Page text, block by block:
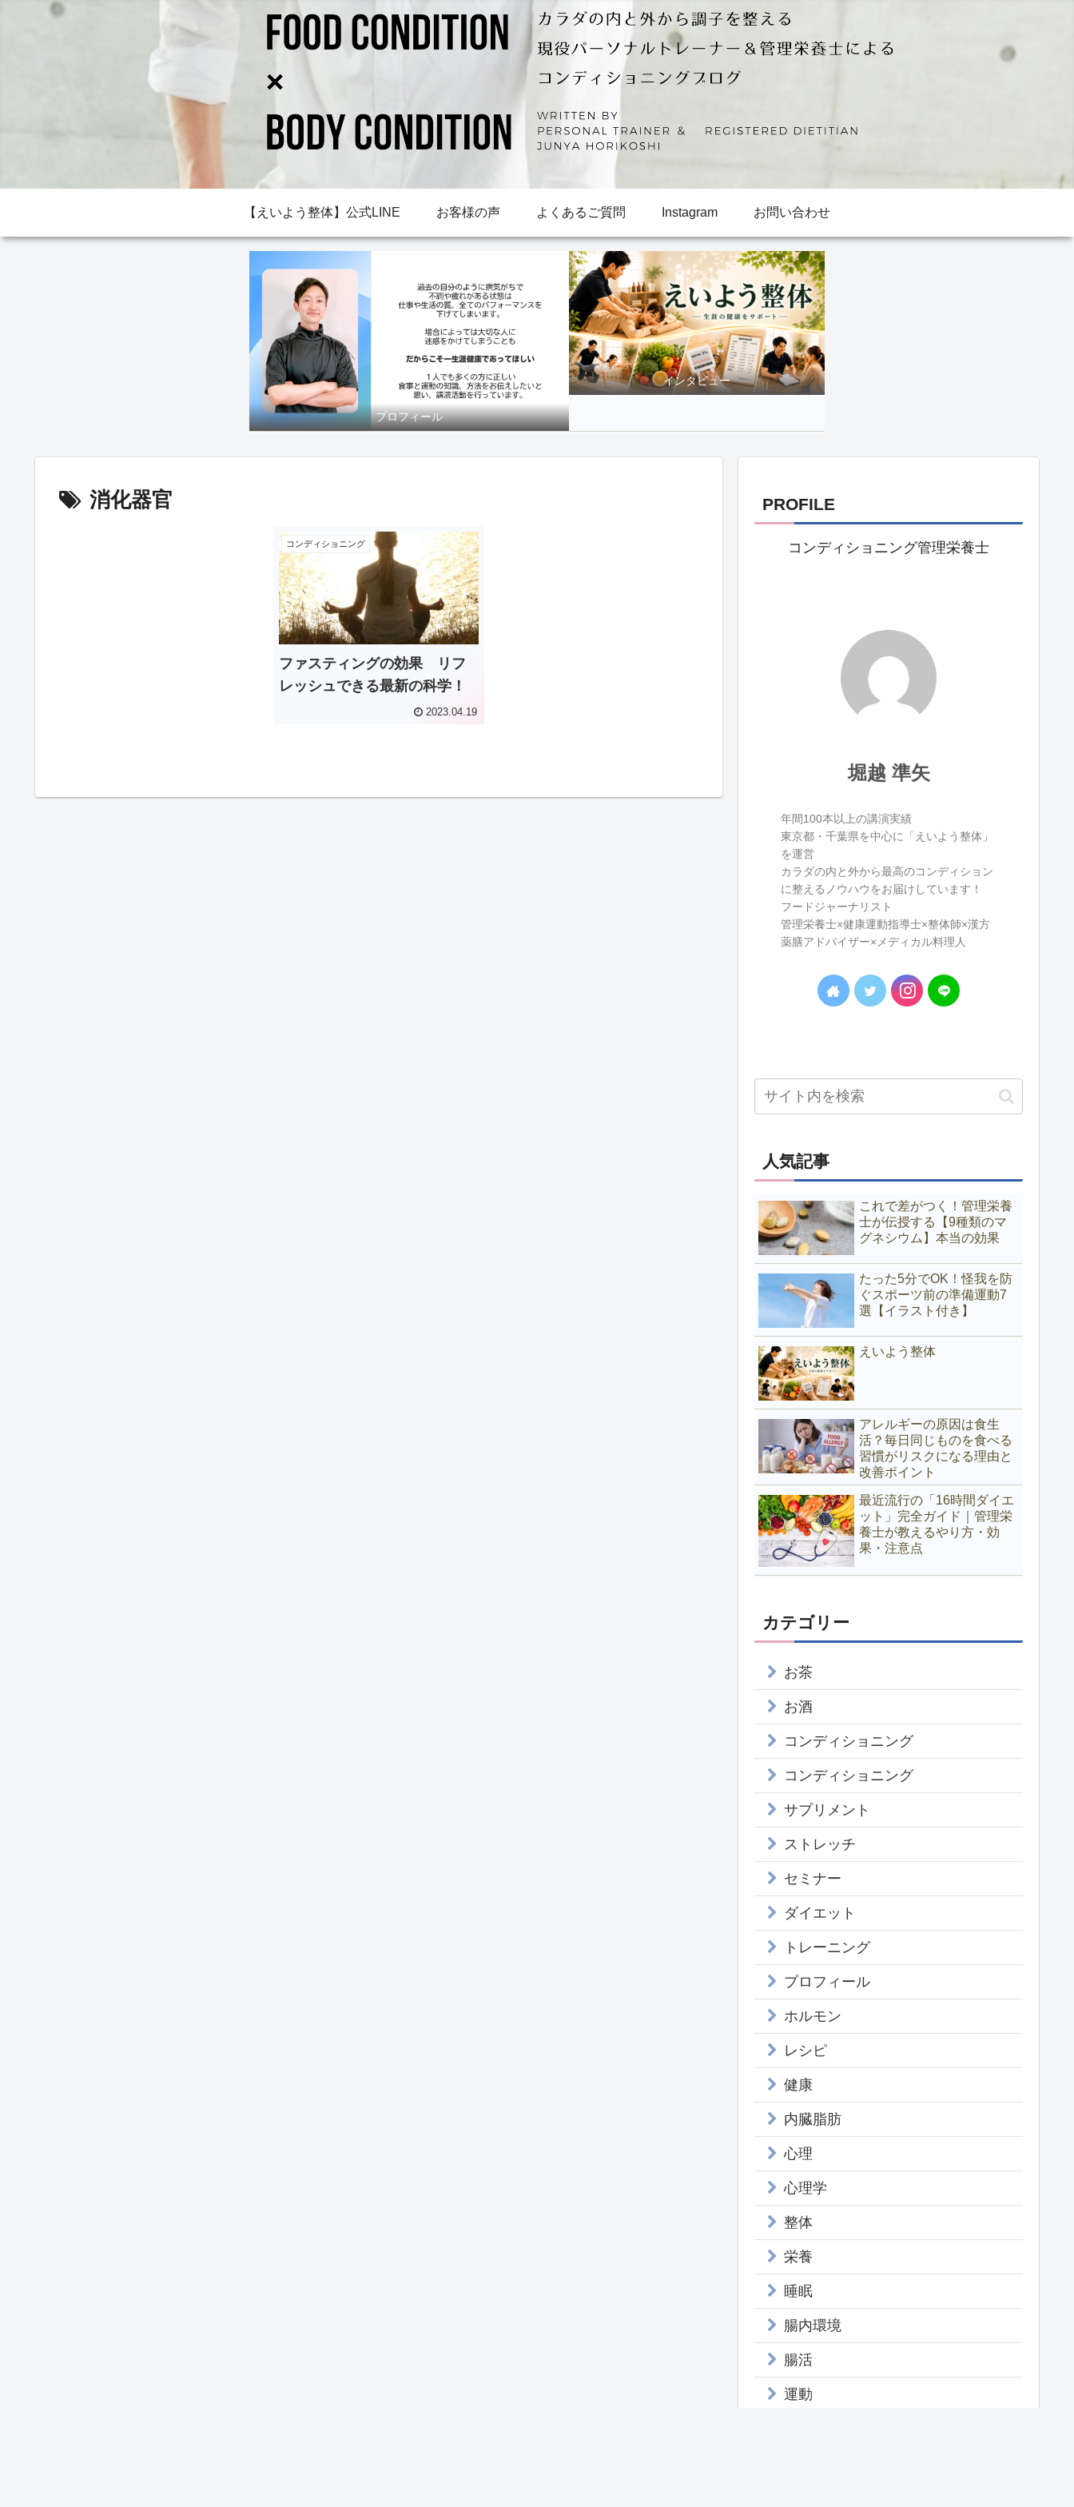
【えいよう整体】公式LINE お客様の声 よくあるご質問 Instagram お問い合わせ
プロフィール
インタビュー
消化器官
コンディショニング
ファスティングの効果 リフ
レッシュできる最新の科学！
2023.04.19
PROFILE
コンディショニング管理栄養士
堀越 準矢
年間100本以上の講演実績
東京都・千葉県を中心に「えいよう整体」
を運営
カラダの内と外から最高のコンディション
に整えるノウハウをお届けしています！
フードジャーナリスト
管理栄養士×健康運動指導士×整体師×漢方
薬膳アドバイザー×メディカル料理人
人気記事
これで差がつく！管理栄養
士が伝授する【9種類のマ
グネシウム】本当の効果
たった5分でOK！怪我を防
ぐスポーツ前の準備運動7
選【イラスト付き】
えいよう整体
アレルギーの原因は食生
活？毎日同じものを食べる
習慣がリスクになる理由と
改善ポイント
最近流行の「16時間ダイエ
ット」完全ガイド｜管理栄
養士が教えるやり方・効
果・注意点
カテゴリー
お茶
お酒
コンディショニング
コンディショニング
サプリメント
ストレッチ
セミナー
ダイエット
トレーニング
プロフィール
ホルモン
レシピ
健康
内臓脂肪
心理
心理学
整体
栄養
睡眠
腸内環境
腸活
運動